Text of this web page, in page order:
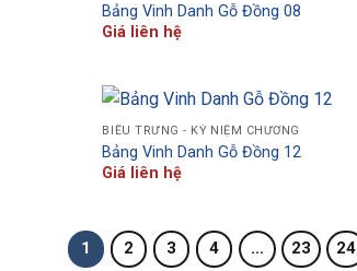
Bảng Vinh Danh Gỗ Đồng 08
Giá liên hệ
BIỂU TRƯNG - KỶ NIỆM CHƯƠNG
Bảng Vinh Danh Gỗ Đồng 12
Giá liên hệ
1 2 3 4 … 23 24